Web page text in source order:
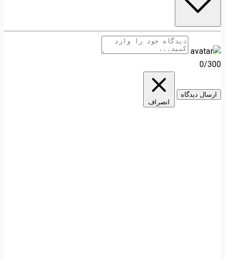
0/300
ارسال دیدگاه
انصراف